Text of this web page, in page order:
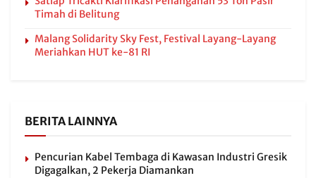
Timah di Belitung
Malang Solidarity Sky Fest, Festival Layang-Layang
Meriahkan HUT ke-81 RI
BERITA LAINNYA
Pencurian Kabel Tembaga di Kawasan Industri Gresik
Digagalkan, 2 Pekerja Diamankan